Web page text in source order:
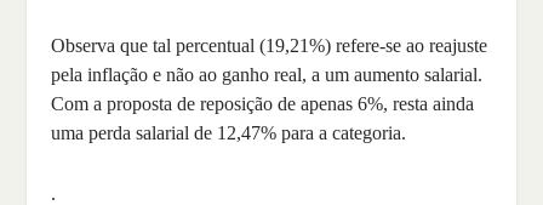
Observa que tal percentual (19,21%) refere-se ao reajuste
pela inflação e não ao ganho real, a um aumento salarial.
Com a proposta de reposição de apenas 6%, resta ainda
uma perda salarial de 12,47% para a categoria.
.